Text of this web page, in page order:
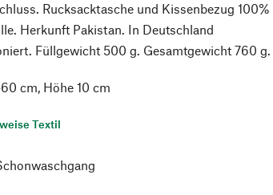
Rucksacktasche und Kissenbezug 100%
Herkunft Pakistan. In Deutschland
Füllgewicht 500 g. Gesamtgewicht 760 g.
cm, Höhe 10 cm
Textil